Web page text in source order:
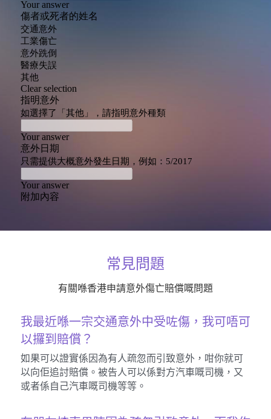
常見問題
有關喺香港申請意外傷亡賠償嘅問題
我最近喺一宗交通意外中受咗傷，我可唔可
以攞到賠償？
如果可以證實係因為有人疏忽而引致意外，咁你就可
以向佢追討賠償。被告人可以係對方汽車嘅司機，又
或者係自己汽車嘅司機等等。